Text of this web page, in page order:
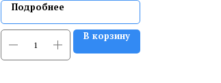
Подробнее
В корзину